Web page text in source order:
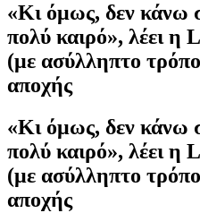
«Κι όμως, δεν κάνω
πολύ καιρό», λέει η
(με ασύλληπτο
αποχής
«Κι όμως, δεν κάνω
πολύ καιρό», λέει η
(με ασύλληπτο
αποχής